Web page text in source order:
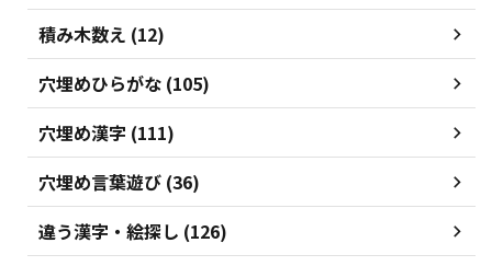
積み木数え (12)
穴埋めひらがな (105)
穴埋め漢字 (111)
穴埋め言葉遊び (36)
違う漢字・絵探し (126)